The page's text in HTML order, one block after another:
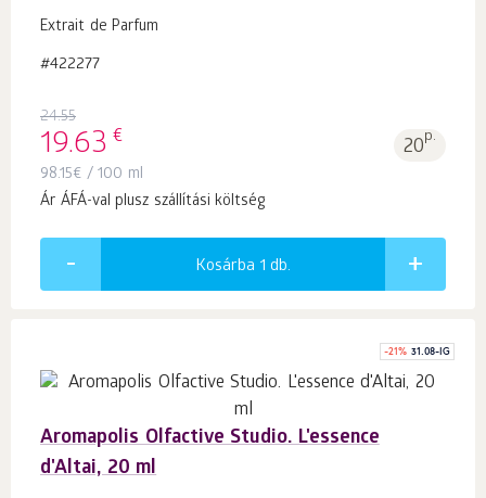
Extrait de Parfum
#422277
24.55
19.63 € 20p.
98.15€ / 100 ml
Ár ÁFÁ-val plusz szállítási költség
Kosárba 1 db.
-21% 31.08-IG
Aromapolis Olfactive Studio. L'essence
d'Altai, 20 ml